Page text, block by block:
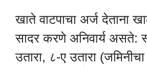
खाते वाटपाचा अर्ज देताना
सादर करणे अनिवार्य असते:
उतारा, ८-ए उतारा